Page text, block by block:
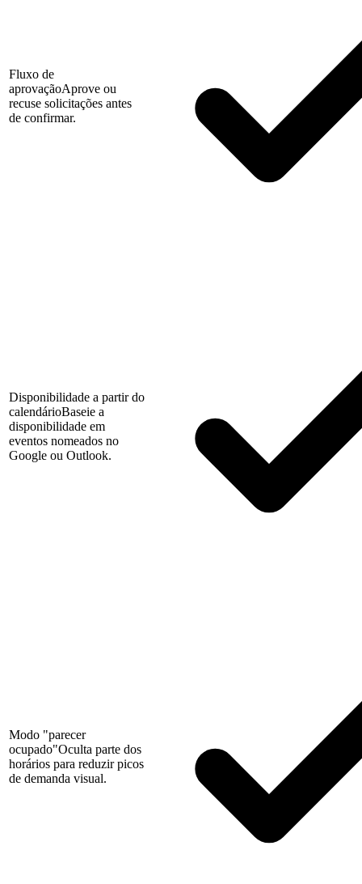
Fluxo de
aprovaçãoAprove ou
recuse solicitações antes
de confirmar.
Disponibilidade a partir do
calendárioBaseie a
disponibilidade em
eventos nomeados no
Google ou Outlook.
Modo "parecer
ocupado"Oculta parte dos
horários para reduzir picos
de demanda visual.